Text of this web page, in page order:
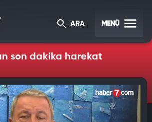
ARA MENÜ
son dakika harekat